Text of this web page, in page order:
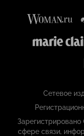
Сетевое
сфере связи,